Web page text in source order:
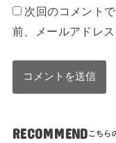
次回のコメント
前、メールアドレ
RECOMMEND